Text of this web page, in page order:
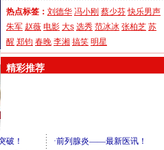
热点标签： 刘德华 冯小刚 蔡少芬 快乐男声
朱军 赵薇 电影 大s 选秀 范冰冰 张柏芝 苏
醒 郑钧 春晚 李湘 搞笑 明星
精彩推荐